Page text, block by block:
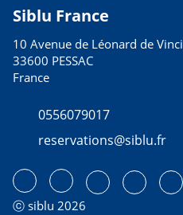
Siblu France
10 Avenue de Léonard de Vinci
33600 PESSAC
France
0556079017
reservations@siblu.fr
ⓒ siblu 2026